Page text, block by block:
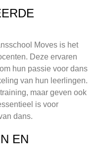
Moves is het
Deze ervaren
hun passie voor dans
van hun leerlingen.
maar geven ook
is voor
dans.
EN